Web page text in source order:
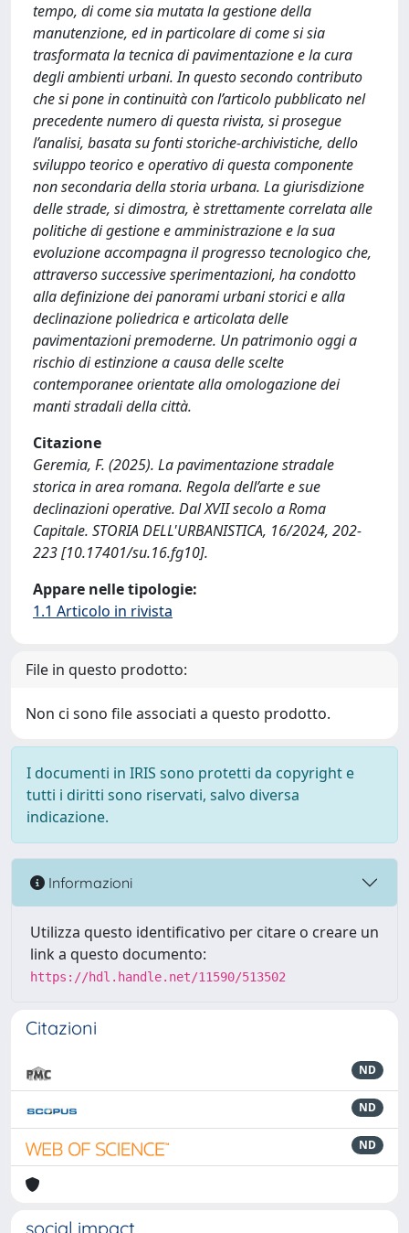
tempo, di come sia mutata la gestione della
manutenzione, ed in particolare di come si sia
trasformata la tecnica di pavimentazione e la cura
degli ambienti urbani. In questo secondo contributo
che si pone in continuità con l’articolo pubblicato nel
precedente numero di questa rivista, si prosegue
l’analisi, basata su fonti storiche‐archivistiche, dello
sviluppo teorico e operativo di questa componente
non secondaria della storia urbana. La giurisdizione
delle strade, si dimostra, è strettamente correlata alle
politiche di gestione e amministrazione e la sua
evoluzione accompagna il progresso tecnologico che,
attraverso successive sperimentazioni, ha condotto
alla definizione dei panorami urbani storici e alla
declinazione poliedrica e articolata delle
pavimentazioni premoderne. Un patrimonio oggi a
rischio di estinzione a causa delle scelte
contemporanee orientate alla omologazione dei
manti stradali della città.
Citazione
Geremia, F. (2025). La pavimentazione stradale
storica in area romana. Regola dell’arte e sue
declinazioni operative. Dal XVII secolo a Roma
Capitale. STORIA DELL'URBANISTICA, 16/2024, 202-
223 [10.17401/su.16.fg10].
Appare nelle tipologie:
1.1 Articolo in rivista
File in questo prodotto:
Non ci sono file associati a questo prodotto.
I documenti in IRIS sono protetti da copyright e
tutti i diritti sono riservati, salvo diversa
indicazione.
Informazioni
Utilizza questo identificativo per citare o creare un
link a questo documento:
https://hdl.handle.net/11590/513502
Citazioni
ND
ND
ND
social impact